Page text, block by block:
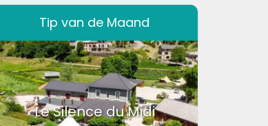
Tip van de Maand
Le Silence du Midi